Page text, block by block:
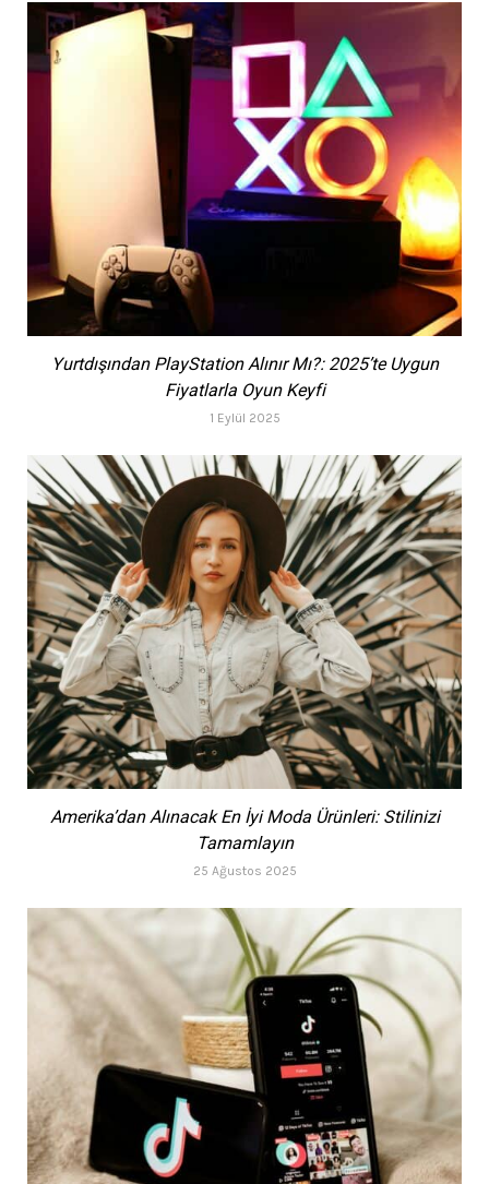
Yurtdışından PlayStation Alınır Mı?: 2025’te Uygun
Fiyatlarla Oyun Keyfi
1 Eylül 2025
Amerika’dan Alınacak En İyi Moda Ürünleri: Stilinizi
Tamamlayın
25 Ağustos 2025